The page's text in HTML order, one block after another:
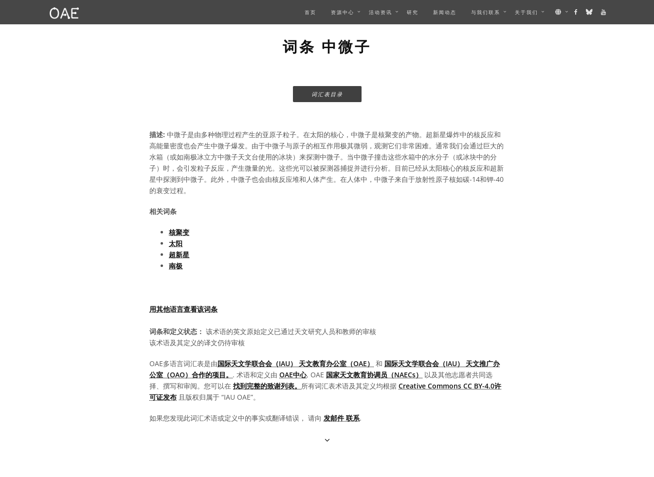
首页 资源中心 活动资讯 研究 新闻动态 与我们联系 关于我们
词条 中微子
词汇表目录
描述: 中微子是由多种物理过程产生的亚原子粒子。在太阳的核心，中微子是核聚变的产物。超新星爆炸中的核反应和
高能量密度也会产生中微子爆发。由于中微子与原子的相互作用极其微弱，观测它们非常困难。通常我们会通过巨大的
水箱（或如南极冰立方中微子天文台使用的冰块）来探测中微子。当中微子撞击这些水箱中的水分子（或冰块中的分
子）时，会引发粒子反应，产生微量的光。这些光可以被探测器捕捉并进行分析。目前已经从太阳核心的核反应和超新
星中探测到中微子。此外，中微子也会由核反应堆和人体产生。在人体中，中微子来自于放射性原子核如碳-14和钾-40
的衰变过程。
相关词条
核聚变
太阳
超新星
南极
用其他语言查看该词条
词条和定义状态： 该术语的英文原始定义已通过天文研究人员和教师的审核
该术语及其定义的译文仍待审核
OAE多语言词汇表是由国际天文学联合会（IAU） 天文教育办公室（OAE） 和 国际天文学联合会（IAU） 天文推广办
公室（OAO）合作的项目。 . 术语和定义由 OAE中心, OAE 国家天文教育协调员（NAECs）
以及其他志愿者共同选
择、撰写和审阅。您可以在 找到完整的致谢列表。 所有词汇表术语及其定义均根据 Creative Commons CC BY-4.0许
可证发布 且版权归属于 “IAU OAE”。
如果您发现此词汇术语或定义中的事实或翻译错误， 请向 发邮件 联系.